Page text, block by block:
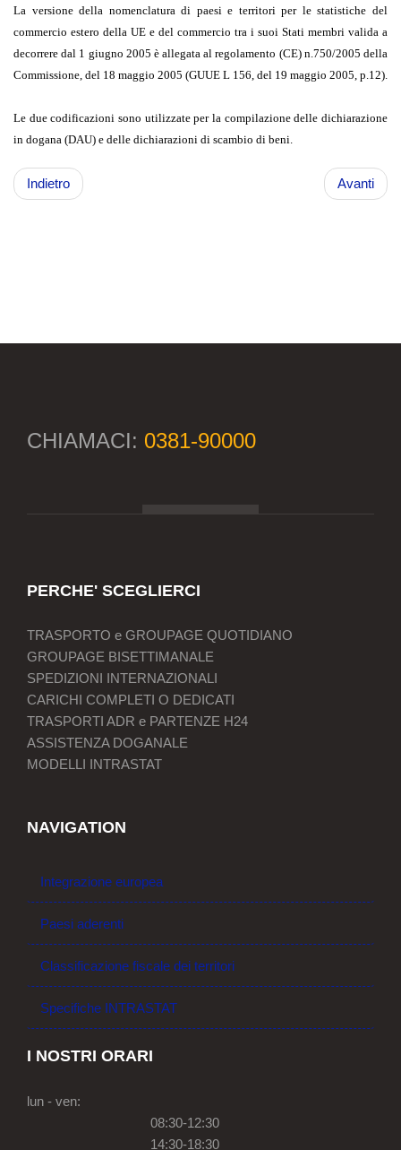
La versione della nomenclatura di paesi e territori per le statistiche del
commercio estero della UE e del commercio tra i suoi Stati membri valida a
decorrere dal 1 giugno 2005 è allegata al regolamento (CE) n.750/2005 della
Commissione, del 18 maggio 2005 (GUUE L 156, del 19 maggio 2005, p.12).
Le due codificazioni sono utilizzate per la compilazione delle dichiarazione
in dogana (DAU) e delle dichiarazioni di scambio di beni.
Indietro Avanti
CHIAMACI: 0381-90000
PERCHE' SCEGLIERCI
TRASPORTO e GROUPAGE QUOTIDIANO
GROUPAGE BISETTIMANALE
SPEDIZIONI INTERNAZIONALI
CARICHI COMPLETI O DEDICATI
TRASPORTI ADR e PARTENZE H24
ASSISTENZA DOGANALE
MODELLI INTRASTAT
NAVIGATION
Integrazione europea
Paesi aderenti
Classificazione fiscale dei territori
Specifiche INTRASTAT
I NOSTRI ORARI
lun - ven:
08:30-12:30
14:30-18:30